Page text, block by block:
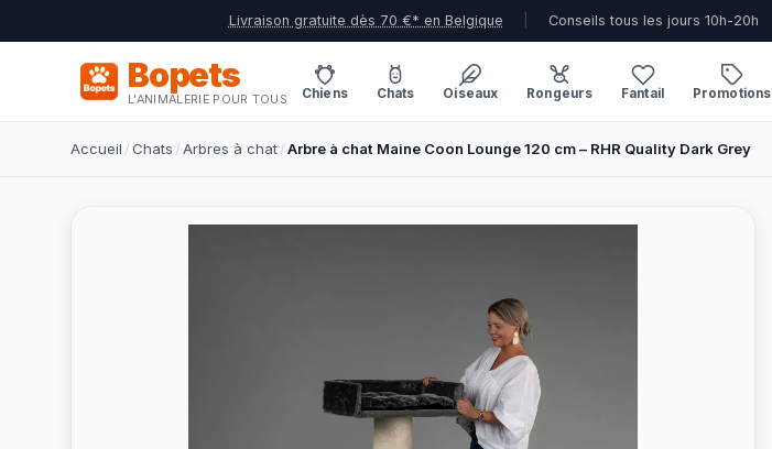
Livraison gratuite dès 70 €* en Belgique Conseils tous les jours 10h-20h
Bopets
L'ANIMALERIE POUR TOUS Chiens Chats Oiseaux Rongeurs Fantail Promotions
Accueil /Chats /Arbres à chat/Arbre à chat Maine Coon Lounge 120 cm – RHR Quality Dark Grey